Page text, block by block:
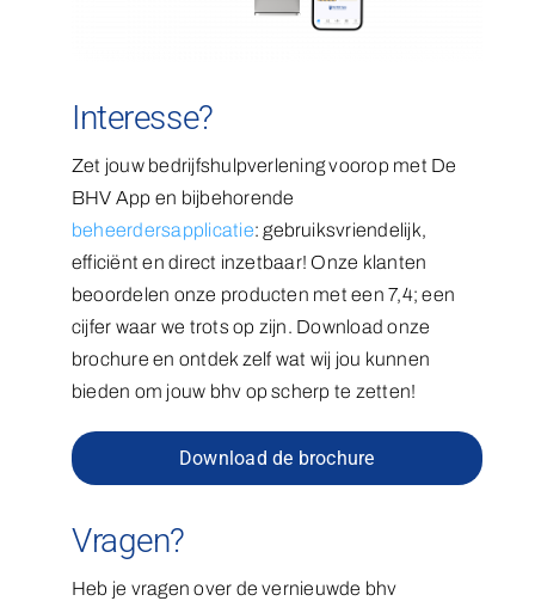
Interesse?
Zet jouw bedrijfshulpverlening voorop met De
BHV App en bijbehorende
beheerdersapplicatie: gebruiksvriendelijk,
efficiënt en direct inzetbaar! Onze klanten
beoordelen onze producten met een 7,4; een
cijfer waar we trots op zijn. Download onze
brochure en ontdek zelf wat wij jou kunnen
bieden om jouw bhv op scherp te zetten!
Download de brochure
Vragen?
Heb je vragen over de vernieuwde bhv